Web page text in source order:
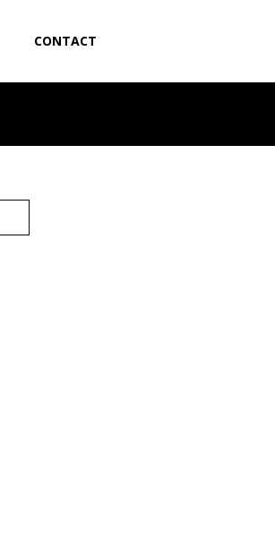
CONTACT